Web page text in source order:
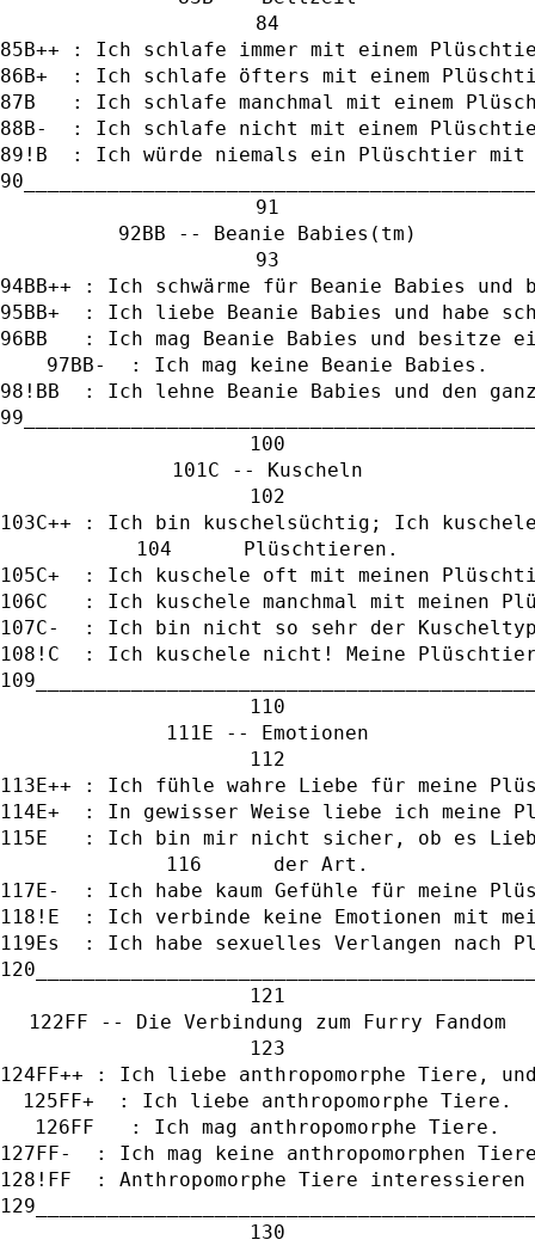
B++ : Ich schlafe immer mit einem
B+  : Ich schlafe öfters mit einem
B   : Ich schlafe manchmal mit einem
B-  : Ich schlafe nicht mit einem
!B  : Ich würde niemals ein Plüschtier mit
BB -- Beanie Babies(tm)
BB++ : Ich schwärme für Beanie Babies
BB+  : Ich liebe Beanie Babies und habe
BB   : Ich mag Beanie Babies und besitze
BB-  : Ich mag keine Beanie Babies.
!BB  : Ich lehne Beanie Babies und den
C -- Kuscheln
C++ : Ich bin kuschelsüchtig; Ich kuschele
      Plüschtieren.
C+  : Ich kuschele oft mit meinen
C   : Ich kuschele manchmal mit meinen
C-  : Ich bin nicht so sehr der
!C  : Ich kuschele nicht! Meine
E -- Emotionen
E++ : Ich fühle wahre Liebe für meine
E+  : In gewisser Weise liebe ich meine
E   : Ich bin mir nicht sicher, ob es
      der Art.
E-  : Ich habe kaum Gefühle für meine
!E  : Ich verbinde keine Emotionen mit
Es  : Ich habe sexuelles Verlangen nach
FF -- Die Verbindung zum Furry Fandom
FF++ : Ich liebe anthropomorphe Tiere,
FF+  : Ich liebe anthropomorphe Tiere.
FF   : Ich mag anthropomorphe Tiere.
FF-  : Ich mag keine anthropomorphen
!FF  : Anthropomorphe Tiere